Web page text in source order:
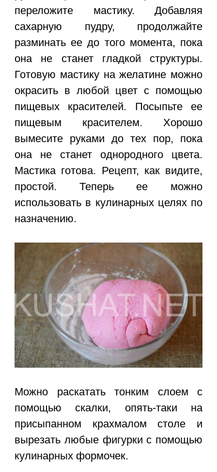
переложите мастику. Добавляя
сахарную пудру, продолжайте
разминать ее до того момента, пока
она не станет гладкой структуры.
Готовую мастику на желатине можно
окрасить в любой цвет с помощью
пищевых красителей. Посыпьте ее
пищевым красителем. Хорошо
вымесите руками до тех пор, пока
она не станет однородного цвета.
Мастика готова. Рецепт, как видите,
простой. Теперь ее можно
использовать в кулинарных целях по
назначению.
Можно раскатать тонким слоем с
помощью скалки, опять-таки на
присыпанном крахмалом столе и
вырезать любые фигурки с помощью
кулинарных формочек.